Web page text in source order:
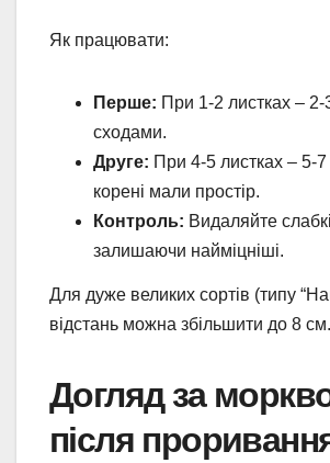
Як працювати:
Перше: При 1-2 листках –
сходами.
Друге: При 4-5 листках – 5-
корені мали простір.
Контроль: Видаляйте
залишаючи найміцніші.
Для дуже великих сортів (типу
відстань можна збільшити до 8 см.
Догляд за
після